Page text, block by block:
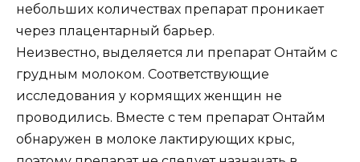
небольших количествах препарат проникает
через плацентарный барьер.
Неизвестно, выделяется ли препарат Онтайм с
грудным молоком. Соответствующие
исследования у кормящих женщин не
проводились. Вместе с тем препарат Онтайм
обнаружен в молоке лактирующих крыс,